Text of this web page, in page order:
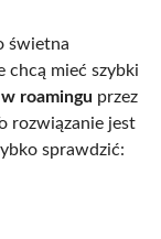
świetna
chcą mieć szybki
roamingu przez
rozwiązanie jest
sprawdzić: